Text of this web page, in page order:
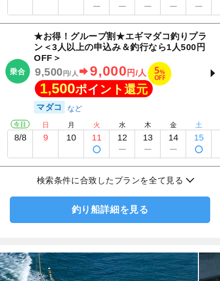
乗合
★お得！グループ割★エギマダコ釣りプラ
ン＜3人以上の申込み＆釣行なら1人500円
OFF＞
9,500 円/人 9,000 円/人 5%
OFF
1,500ポイント還元
マダコ
今日
8/8
日
9
月
10
火
11
水
12
木
13
金
14
土
15
検索条件に合致したプランを全て見る
釣り船詳細を見る